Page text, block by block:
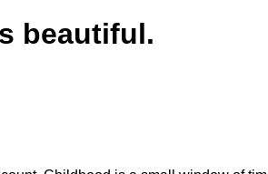
beautiful.